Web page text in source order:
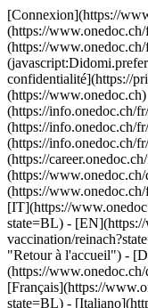
[Connexion](https://
(https://
(https://
confidentialité](https://
(https://
(https://info.onedoc.ch/
(https://info.onedoc.ch/
(https://info.onedoc.ch/
(https://
(https://
(https://
[IT](https://
state=BL) -
vaccination/
"Retour à l'accueil") -
(https://
[Français](https://
state=BL) -